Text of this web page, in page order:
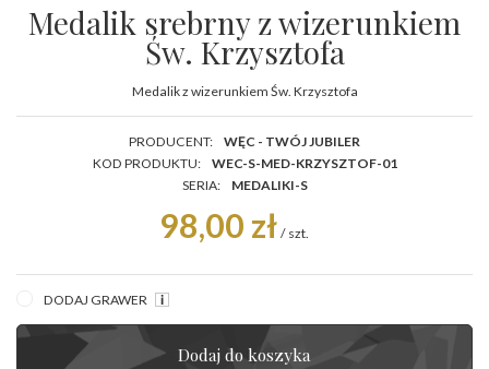
Medalik srebrny z wizerunkiem
Św. Krzysztofa
Medalik z wizerunkiem Św. Krzysztofa
PRODUCENT:
WĘC - TWÓJ JUBILER
KOD PRODUKTU:
WEC-S-MED-KRZYSZTOF-01
SERIA:
MEDALIKI-S
98,00 zł / szt.
DODAJ GRAWER
Dodaj do koszyka